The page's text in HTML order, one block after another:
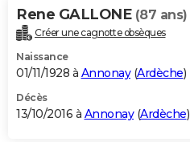
Rene GALLONE (87 ans)
Créer une cagnotte obsèques
Naissance
01/11/1928 à Annonay(Ardèche)
Décès
13/10/2016 à Annonay(Ardèche)